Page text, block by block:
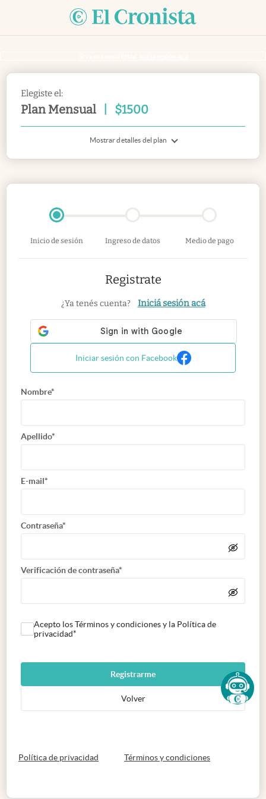
Elegiste el:
Plan Mensual $1500
Mostrar detalles del plan
Inicio de sesión Ingreso de datos Medio de pago
Registrate
¿Ya tenés cuenta? Iniciá sesión acá
Iniciar sesión con Facebook
Nombre*
Apellido*
E-mail*
Contraseña*
Verificación de contraseña*
Acepto los Términos y condiciones y la Política de
privacidad*
Registrarme
Volver
Política de privacidad abre en nueva pestaña
Términos y condicionesabre en nueva